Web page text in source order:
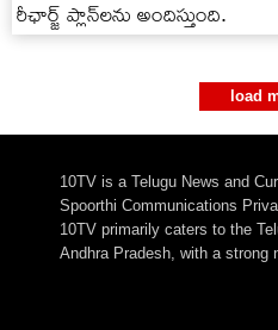
రీఛార్జ్ ప్లాన్‌లను అందిస్తుంది.
load
10TV is a Telugu News and
Spoorthi Communications
10TV primarily caters to the
Andhra Pradesh, with a strong